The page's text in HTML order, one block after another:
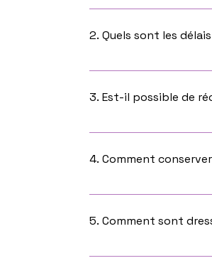
Oui, vous pouvez
2. Quels sont les
Les délais de livraison
3. Est-il possible de
Oui bien sûr , dès que
4. Comment
Au frais et à
5. Comment sont
Les plateaux repas